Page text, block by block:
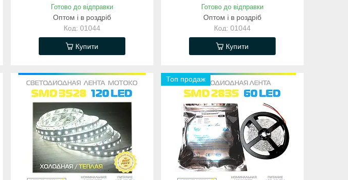
Готово до відправки
Оптом і в роздріб
01044
Купити
Готово до відправки
Оптом і в роздріб
01044
Купити
Топ продаж